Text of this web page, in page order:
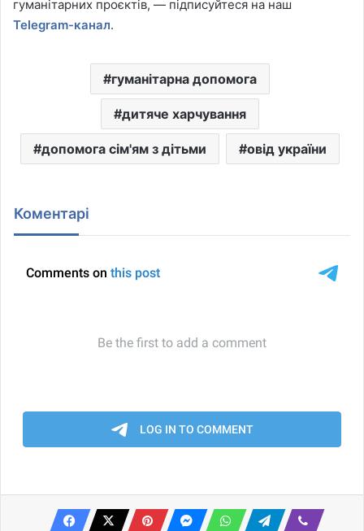
гуманітарних проєктів, — підписуйтеся на наш
Telegram-канал.
гуманітарна допомога
дитяче харчування
допомога сім'ям з дітьми овід україни
Коментарі